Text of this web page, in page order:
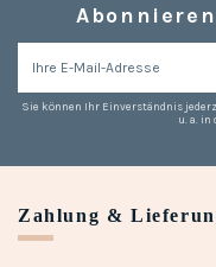
Sie können Ihr Einverständnis
u. a.
Zahlung &